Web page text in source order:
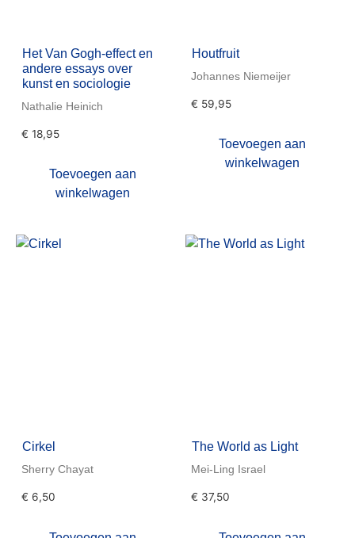
Het Van Gogh-effect en
andere essays over
kunst en sociologie
Nathalie Heinich
€ 18,95
Toevoegen aan
winkelwagen
Houtfruit
Johannes Niemeijer
€ 59,95
Toevoegen aan
winkelwagen
Cirkel
Sherry Chayat
€ 6,50
The World as Light
Mei-Ling Israel
€ 37,50